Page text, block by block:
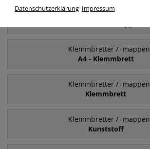
Klemmbretter / -mappen
Klemmbretter / -mappen
A4 - Klemmbrett
Klemmbretter / -mappen
Klemmbrett
Klemmbretter / -mappen
Kunststoff
Datenschutzerklärung Impressum